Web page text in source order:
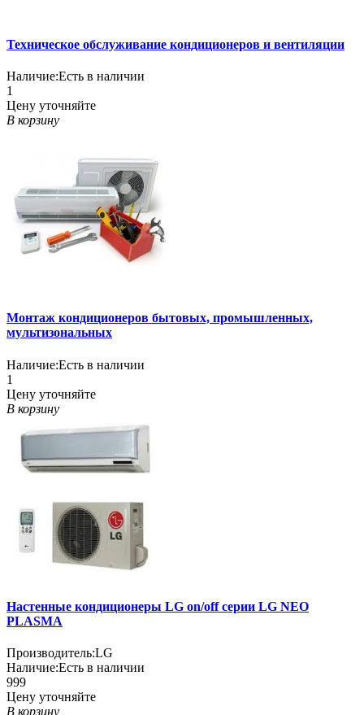
Техническое обслуживание кондиционеров и вентиляции
Наличие:Есть в наличии
1
Цену уточняйте
В корзину
Монтаж кондиционеров бытовых, промышленных,
мультизональных
Наличие:Есть в наличии
1
Цену уточняйте
В корзину
Настенные кондиционеры LG on/off серии LG NEO
PLASMA
Производитель:LG
Наличие:Есть в наличии
999
Цену уточняйте
В корзину